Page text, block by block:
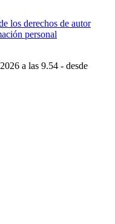
los derechos de autor
personal
a las 9.54 - desde